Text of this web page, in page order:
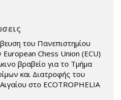
του Πανεπιστημίου
European Chess Union (ECU)
βραβείο για το Τμήμα
και Διατροφής του
στο ECOTROPHELIA